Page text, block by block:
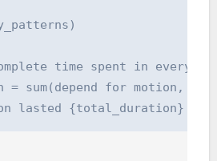
time spent in every
= sum(depend for motion,
lasted {total_duration}